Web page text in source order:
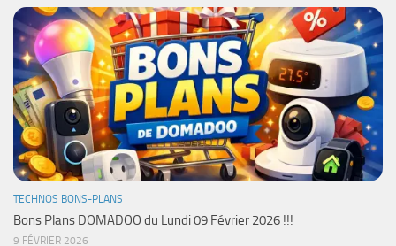
TECHNOS BONS-PLANS
Bons Plans DOMADOO du Lundi 09 Février 2026 !!!
9 FÉVRIER 2026